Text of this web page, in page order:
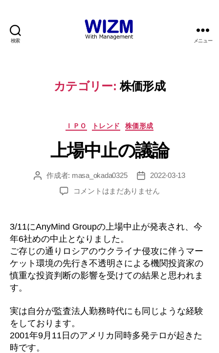
検索 メニュー
カテゴリー: 株価形成
カ
ゴ
リ
ＩＰＯ トレンド 株価形成
上場中止の議論
投 作成者: masa_okada0325
投
稿
日
2022-03-13
上
止
の
議
論
へ
の
コメントはまだありません
3/11にAnyMind Groupの上場中止が発表され、今
年6社めの中止となりました。
ご存じの通りロシアのウクライナ侵攻に伴うマー
ケット環境の先行き不透明さによる機関投資家の
慎重な投資判断の影響を受けての結果と思われま
す。
実は自分が監査法人勤務時代にも同じような経験
をしております。
2001年9月11日のアメリカ同時多発テロが起きた
時です。